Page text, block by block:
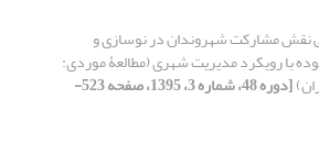
نقش مشارکت شهروندان در نوسازی و
با رویکرد مدیریت شهری (مطالعۀ موردی:
[دوره 48، شماره 3، 1395، صفحه 523-